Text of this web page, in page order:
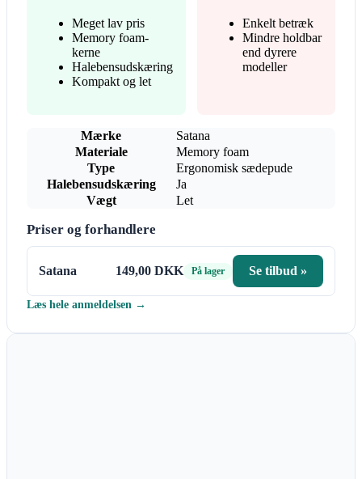
Meget lav pris
Memory foam-
kerne
Halebensudskæring
Kompakt og let
Enkelt betræk
Mindre holdbar
end dyrere
modeller
Mærke
Satana
Materiale
Memory foam
Type
Ergonomisk sædepude
Halebensudskæring
Ja
Vægt
Let
Priser og forhandlere
Satana 149,00 DKK På lager Se tilbud »
Læs hele anmeldelsen →